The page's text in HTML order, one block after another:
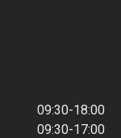
09:30-18:00
09:30-17:00